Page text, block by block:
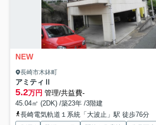
NEW
長崎市木鉢町
アミティⅡ
5.2万円 管理/共益費-
45.04㎡ (2DK) /築23年 /3階建
長崎電気軌道１系統「大波止」駅 徒歩76分